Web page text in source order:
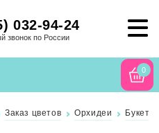
032-94-24
звонок по России
0
Заказ цветов Орхидеи Букет